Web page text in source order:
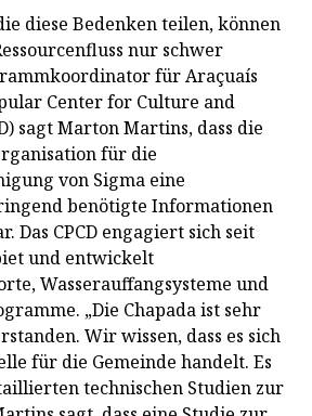
diese Bedenken teilen, können
nur schwer
für Araçuaís
Center for Culture and
sagt Marton Martins, dass die
für die
von Sigma eine
benötigte Informationen
Das CPCD engagiert sich seit
und entwickelt
Wasserauffangsysteme und
„Die Chapada ist sehr
Wir wissen, dass es sich
für die Gemeinde handelt. Es
technischen Studien zur